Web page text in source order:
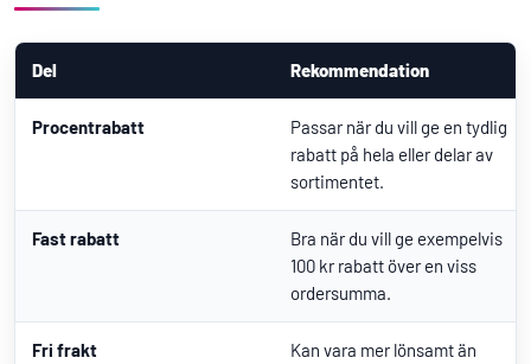
Del Rekommendation
Procentrabatt
Passar när du vill ge en tydlig
rabatt på hela eller delar av
sortimentet.
Fast rabatt
Bra när du vill ge exempelvis
100 kr rabatt över en viss
ordersumma.
Fri frakt
Kan vara mer lönsamt än